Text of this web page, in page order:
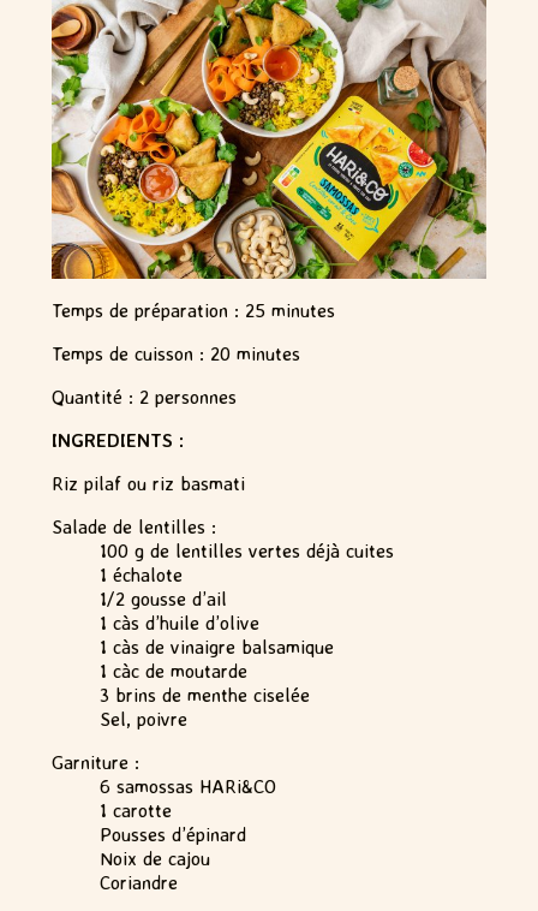
Temps de préparation : 25 minutes
Temps de cuisson : 20 minutes
Quantité : 2 personnes
INGREDIENTS :
Riz pilaf ou riz basmati
Salade de lentilles :
100 g de lentilles vertes déjà cuites
1 échalote
1/2 gousse d’ail
1 càs d’huile d’olive
1 càs de vinaigre balsamique
1 càc de moutarde
3 brins de menthe ciselée
Sel, poivre
Garniture :
6 samossas HARi&CO
1 carotte
Pousses d’épinard
Noix de cajou
Coriandre